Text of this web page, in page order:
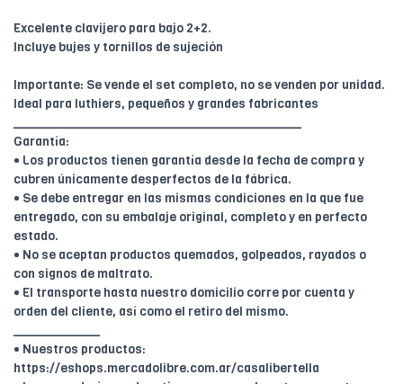
Excelente clavijero para bajo 2+2.
Incluye bujes y tornillos de sujeción
Importante: Se vende el set completo, no se venden por unidad.
Ideal para luthiers, pequeños y grandes fabricantes
________________________________________
Garantía:
• Los productos tienen garantía desde la fecha de compra y
cubren únicamente desperfectos de la fábrica.
• Se debe entregar en las mismas condiciones en la que fue
entregado, con su embalaje original, completo y en perfecto
estado.
• No se aceptan productos quemados, golpeados, rayados o
con signos de maltrato.
• El transporte hasta nuestro domicilio corre por cuenta y
orden del cliente, así como el retiro del mismo.
____________
• Nuestros productos:
https://eshops.mercadolibre.com.ar/casalibertella